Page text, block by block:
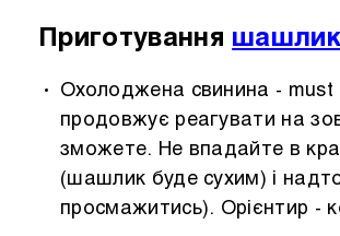
Приготування
Охолоджена свинина -
продовжує реагувати на
зможете. Не впадайте в
(шашлик буде сухим) і
просмажитись). Орієнтир -